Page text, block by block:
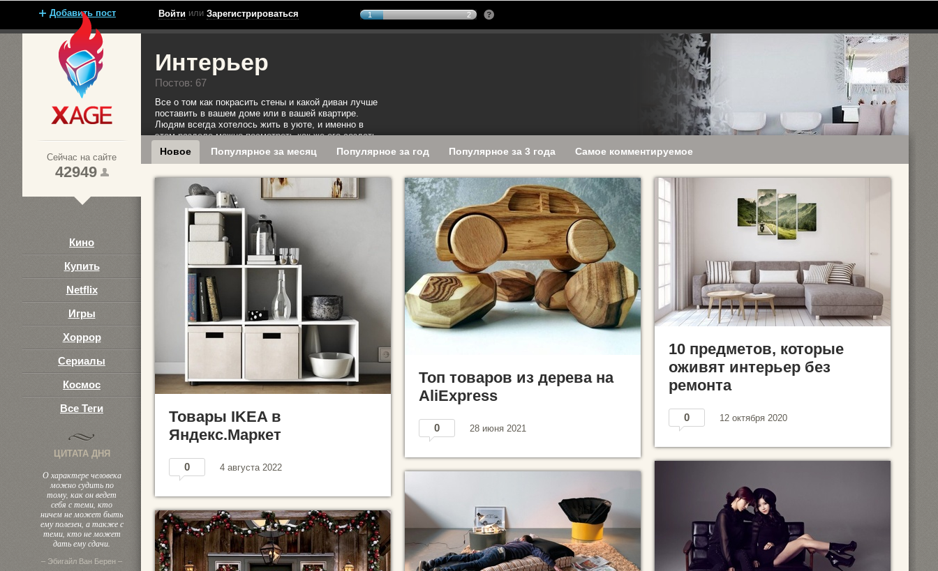
Добавить пост Войти или Зарегистрироваться 1 2
Сейчас на сайте
42949
Кино
Купить
Netflix
Игры
Хоррор
Сериалы
Космос
Все Теги
ЦИТАТА ДНЯ
О характере человека
можно судить по
тому, как он ведет
себя с теми, кто
ничем не может быть
ему полезен, а также с
теми, кто не может
дать ему сдачи.
– Эбигайл Ван Берен –
Интерьер
Постов: 67
Все о том как покрасить стены и какой диван лучше
поставить в вашем доме или в вашей квартире.
Людям всегда хотелось жить в уюте, и именно в
этом разделе можно посмотреть как же его создать.
Новое Популярное за месяц Популярное за год Популярное за 3 года Самое комментируемое
Товары IKEA в
Яндекс.Маркет
0 4 августа 2022
Топ товаров из дерева на
AliExpress
0 28 июня 2021
10 предметов, которые
оживят интерьер без
ремонта
0 12 октября 2020